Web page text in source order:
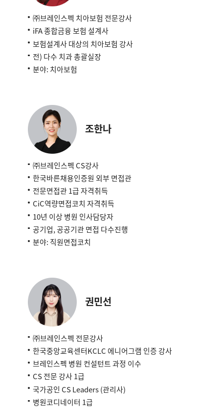
㈜브레인스펙 치아보험 전문강사
iFA 종합금융 보험 설계사
보험설계사 대상의 치아보험 강사
전) 다수 치과 총괄실장
분야: 치아보험
조한나
㈜브레인스펙 CS강사
한국바른채용인증원 외부 면접관
전문면접관 1급 자격취득
CiC역량면접코치 자격취득
10년 이상 병원 인사담당자
공기업, 공공기관 면접 다수진행
분야: 직원면접코치
권민선
㈜브레인스펙 전문강사
한국중앙교육센터KCLC 에니어그램 인증 강사
브레인스펙 병원 컨설턴트 과정 이수
CS 전문 강사 1급
국가공인 CS Leaders (관리사)
병원코디네이터 1급